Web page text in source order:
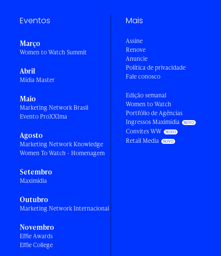
Eventos
Março
Women to Watch Summit
Abril
Mídia Master
Maio
Marketing Network Brasil
Evento ProXXIma
Agosto
Marketing Network Knowledge
Women To Watch - Homenagem
Setembro
Maximídia
Outubro
Marketing Network Internacional
Novembro
Effie Awards
Effie College
Mais
Assine
Renove
Anuncie
Política de privacidade
Fale conosco
Edição semanal
Women to Watch
Portfólio de Agências
Ingressos Maximídia
Convites WW
Retail Media